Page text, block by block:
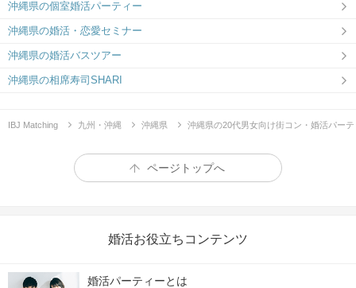
沖縄県の個室婚活パーティー
沖縄県の婚活・恋愛セミナー
沖縄県の婚活バスツアー
沖縄県の相席寿司SHARI
IBJ Matching 九州・沖縄 沖縄県 沖縄県の20代男女向け街コン・婚活パーテ
ページトップへ
婚活お役立ちコンテンツ
婚活パーティーとは